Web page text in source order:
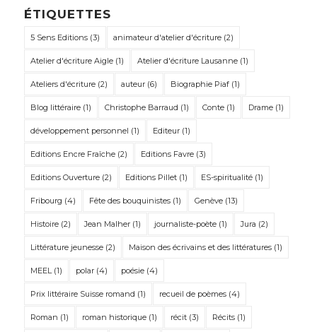
ÉTIQUETTES
5 Sens Editions(3) animateur d'atelier d'écriture(2)
Atelier d'écriture Aigle(1) Atelier d'écriture Lausanne(1)
Ateliers d'écriture(2) auteur(6) Biographie Piaf(1)
Blog littéraire(1) Christophe Barraud (1) Conte(1) Drame(1)
développement personnel (1) Editeur(1)
Editions Encre Fraîche(2) Editions Favre(3)
Editions Ouverture(2) Editions Pillet(1) ES-spiritualité(1)
Fribourg (4) Fête des bouquinistes(1) Genève(13)
Histoire(2) Jean Malher(1) journaliste-poète(1) Jura (2)
Littérature jeunesse(2) Maison des écrivains et des littératures(1)
MEEL(1) polar(4) poésie(4)
Prix littéraire Suisse romand (1) recueil de poèmes(4)
Roman (1) roman historique(1) récit(3) Récits(1)